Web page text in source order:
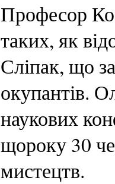
Професор
таких, як
Сліпак, що
окупантів.
наукових
щороку 30
мистецтв.